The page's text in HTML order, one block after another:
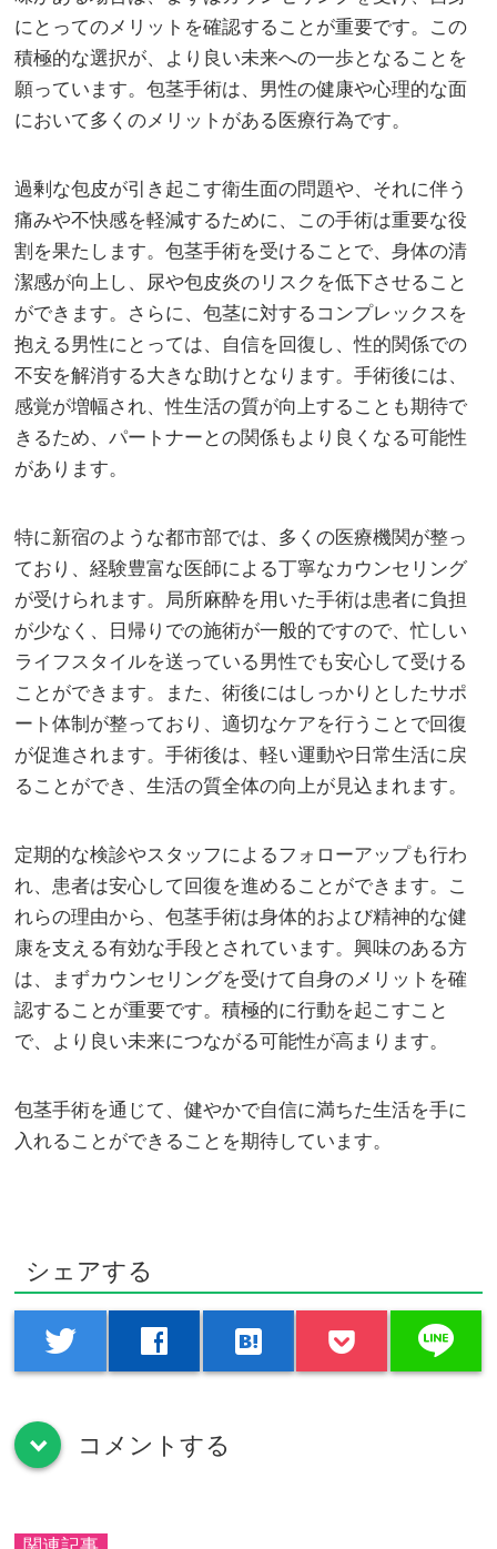
にとってのメリットを確認することが重要です。この
積極的な選択が、より良い未来への一歩となることを
願っています。包茎手術は、男性の健康や心理的な面
において多くのメリットがある医療行為です。
過剰な包皮が引き起こす衛生面の問題や、それに伴う
痛みや不快感を軽減するために、この手術は重要な役
割を果たします。包茎手術を受けることで、身体の清
潔感が向上し、尿や包皮炎のリスクを低下させること
ができます。さらに、包茎に対するコンプレックスを
抱える男性にとっては、自信を回復し、性的関係での
不安を解消する大きな助けとなります。手術後には、
感覚が増幅され、性生活の質が向上することも期待で
きるため、パートナーとの関係もより良くなる可能性
があります。
特に新宿のような都市部では、多くの医療機関が整っ
ており、経験豊富な医師による丁寧なカウンセリング
が受けられます。局所麻酔を用いた手術は患者に負担
が少なく、日帰りでの施術が一般的ですので、忙しい
ライフスタイルを送っている男性でも安心して受ける
ことができます。また、術後にはしっかりとしたサポ
ート体制が整っており、適切なケアを行うことで回復
が促進されます。手術後は、軽い運動や日常生活に戻
ることができ、生活の質全体の向上が見込まれます。
定期的な検診やスタッフによるフォローアップも行わ
れ、患者は安心して回復を進めることができます。こ
れらの理由から、包茎手術は身体的および精神的な健
康を支える有効な手段とされています。興味のある方
は、まずカウンセリングを受けて自身のメリットを確
認することが重要です。積極的に行動を起こすこと
で、より良い未来につながる可能性が高まります。
包茎手術を通じて、健やかで自信に満ちた生活を手に
入れることができることを期待しています。
シェアする
twitter facebook hatenabookmark line
down コメントする